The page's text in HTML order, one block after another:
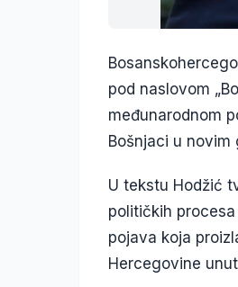
pod naslovom
međunarodnom
Bošnjaci u novim
U tekstu Hodžić
političkih
pojava koja
Hercegovine